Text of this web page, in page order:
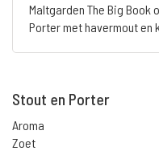
Maltgarden The Big Book
Porter met havermout en
Stout en Porter
Aroma
Zoet